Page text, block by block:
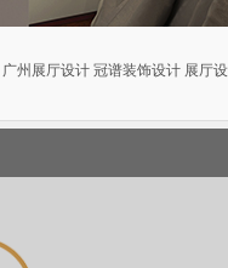
广州展厅设计 冠谱装饰设计 展厅